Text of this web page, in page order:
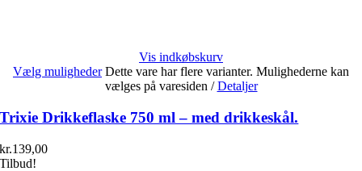
Vis indkøbskurv
Vælg muligheder Dette vare har flere varianter. Mulighederne kan
vælges på varesiden / Detaljer
Trixie Drikkeflaske 750 ml – med drikkeskål.
kr.139,00
Tilbud!